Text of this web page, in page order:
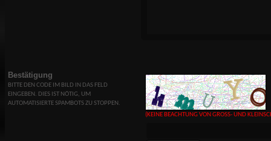
Bestätigung
BITTE DEN CODE IM BILD IN DAS FELD
EINGEBEN. DIES IST NÖTIG, UM
AUTOMATISIERTE SPAMBOTS ZU STOPPEN.
(KEINE BEACHTUNG VON GROSS- UND